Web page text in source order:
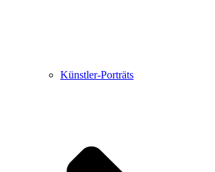
Künstler-Porträts